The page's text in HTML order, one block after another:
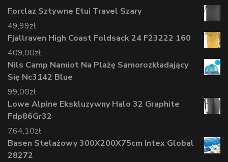
Forclaz Sztywne Etui Travel Szary
49,99zł
Fjallraven High Coast Foldsack 24 F23222 160
409,00zł
Nils Camp Namiot Na Plażę Samorozkładający
Się Nc3142 Blue
99,00zł
Lowe Alpine Ekskluzywny Halo 32 Graphite
Fdp86Gr32
764,10zł
Basen Stelażowy 300X200X75cm Intex Global
28272